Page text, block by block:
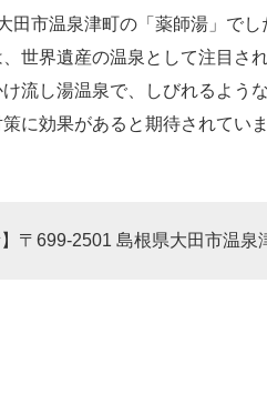
田市温泉津町の「薬師湯」で
、世界遺産の温泉として注目さ
流し湯温泉で、しびれるよう
に効果があると期待されてい
】〒699-2501 島根県大田市温泉